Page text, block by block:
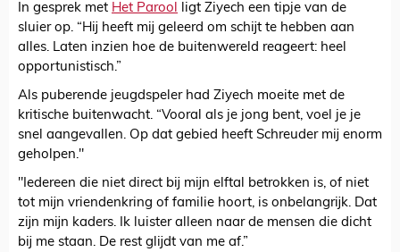
In gesprek met Het Parool ligt Ziyech een tipje van de
sluier op. “Hij heeft mij geleerd om schijt te hebben aan
alles. Laten inzien hoe de buitenwereld reageert: heel
opportunistisch.”
Als puberende jeugdspeler had Ziyech moeite met de
kritische buitenwacht. “Vooral als je jong bent, voel je je
snel aangevallen. Op dat gebied heeft Schreuder mij enorm
geholpen." ­
"Iedereen die niet direct bij mijn elftal betrokken is, of niet
tot mijn vriendenkring of familie hoort, is onbelangrijk. Dat
zijn mijn kaders. Ik luister alleen naar de mensen die dicht
bij me staan. De rest glijdt van me af.”